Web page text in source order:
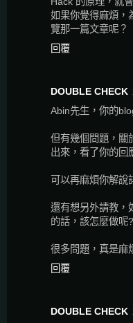
如果你覺得麻煩，
覽那一篇文章呢？
回覆
DOUBLE CHECK
Abin先生，你的
但有幾個問題，關
出來，看了你的回
可以再麻煩你解說
還有想另外請教，
的話，該怎麼做呢?
很多問題，真是麻
回覆
DOUBLE CHECK